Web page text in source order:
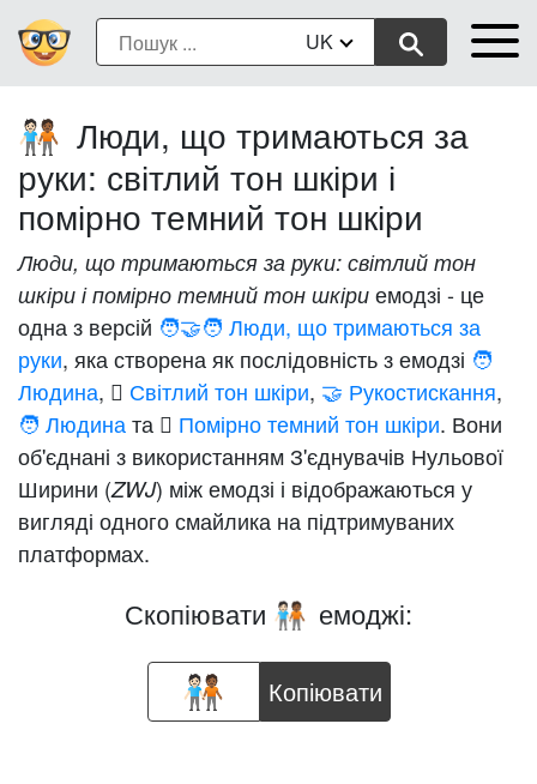
UK
🧑🏻‍🤝‍🧑🏾 Люди, що тримаються за
руки: світлий тон шкіри і
помірно темний тон шкіри
Люди, що тримаються за руки: світлий тон
шкіри і помірно темний тон шкіри емодзі - це
одна з версій 🧑‍🤝‍🧑 Люди, що тримаються за
руки, яка створена як послідовність з емодзі 🧑
Людина, 🏻 Світлий тон шкіри, 🤝 Рукостискання,
🧑 Людината 🏾 Помірно темний тон шкіри. Вони
об'єднані з використанням З'єднувачів Нульової
Ширини (ZWJ) між емодзі і відображаються у
вигляді одного смайлика на підтримуваних
платформах.
Скопіювати 🧑🏻‍🤝‍🧑🏾 емоджі:
Копіювати